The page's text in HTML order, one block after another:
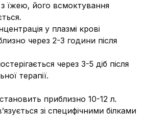
їжею, його всмоктування
у плазмі крові
через 2-3 години після
через 3-5 діб після
терапії.
приблизно 10-12 л.
зі специфічними білками